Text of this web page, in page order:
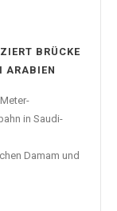
BRÜCKE
ARABIEN
in Saudi-
Damam und